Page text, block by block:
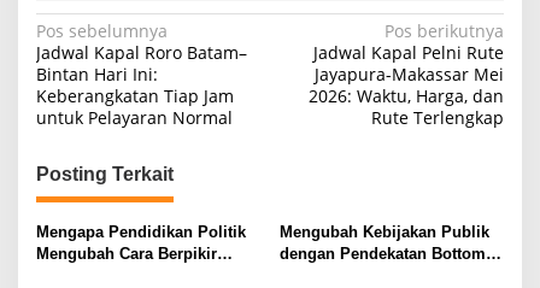
N
a
v
g
a
s
Pos sebelumnya
Jadwal Kapal Roro Batam–
Bintan Hari Ini:
Keberangkatan Tiap Jam
untuk Pelayaran Normal
Pos berikutnya
Jadwal Kapal Pelni Rute
Jayapura-Makassar Mei
2026: Waktu, Harga, dan
Rute Terlengkap
Posting Terkait
Mengapa Pendidikan Politik
Mengubah Cara Berpikir
Mengubah Kebijakan Publik
dengan Pendekatan Bottom-